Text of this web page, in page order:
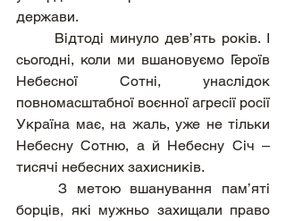
держави.
сьогодні, коли ми вшановуємо Героїв
Небесної Сотні, унаслідок
повномасштабної воєнної агресії росії
Україна має, на жаль, уже не тільки
Небесну Сотню, а й Небесну Січ –
тисячі небесних захисників.
борців, які мужньо захищали право